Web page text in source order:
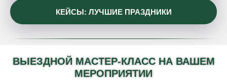
КЕЙСЫ: ЛУЧШИЕ ПРАЗДНИКИ
ВЫЕЗДНОЙ МАСТЕР-КЛАСС НА ВАШЕМ
МЕРОПРИЯТИИ